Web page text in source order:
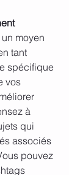
moyen
tant
spécifique
vos
à
qui
associés
pouvez